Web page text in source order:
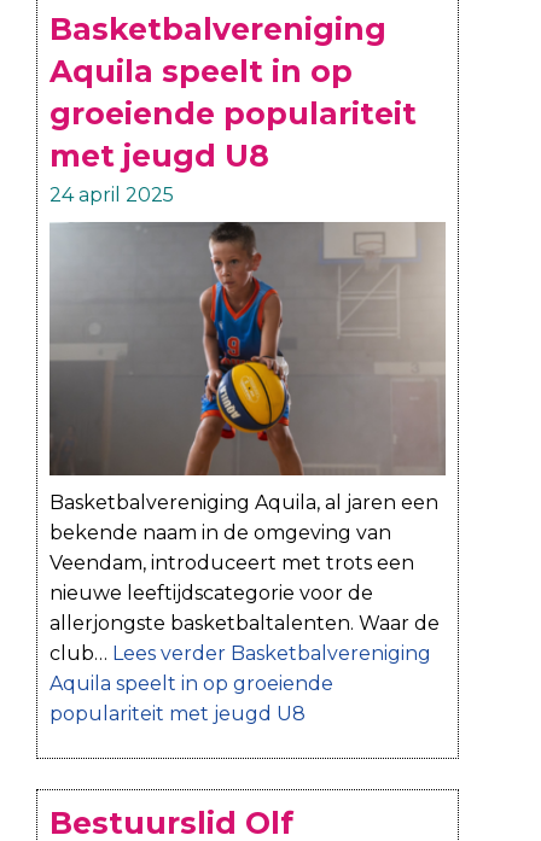
Basketbalvereniging
Aquila speelt in op
groeiende populariteit
met jeugd U8
24 april 2025
Basketbalvereniging Aquila, al jaren een
bekende naam in de omgeving van
Veendam, introduceert met trots een
nieuwe leeftijdscategorie voor de
allerjongste basketbaltalenten. Waar de
club… Lees verder Basketbalvereniging
Aquila speelt in op groeiende
populariteit met jeugd U8
Bestuurslid Olf